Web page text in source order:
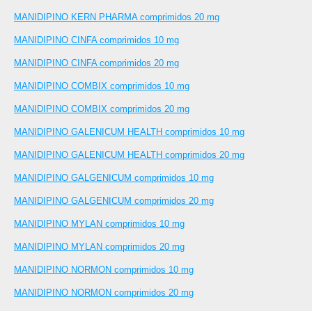
MANIDIPINO KERN PHARMA comprimidos 20 mg
MANIDIPINO CINFA comprimidos 10 mg
MANIDIPINO CINFA comprimidos 20 mg
MANIDIPINO COMBIX comprimidos 10 mg
MANIDIPINO COMBIX comprimidos 20 mg
MANIDIPINO GALENICUM HEALTH comprimidos 10 mg
MANIDIPINO GALENICUM HEALTH comprimidos 20 mg
MANIDIPINO GALGENICUM comprimidos 10 mg
MANIDIPINO GALGENICUM comprimidos 20 mg
MANIDIPINO MYLAN comprimidos 10 mg
MANIDIPINO MYLAN comprimidos 20 mg
MANIDIPINO NORMON comprimidos 10 mg
MANIDIPINO NORMON comprimidos 20 mg